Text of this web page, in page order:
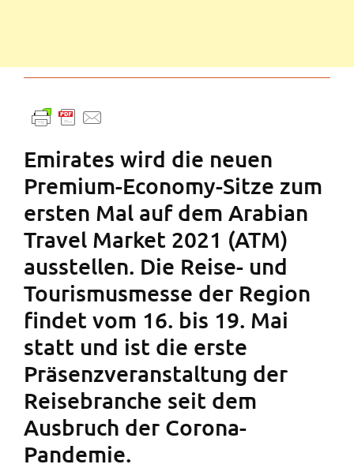
Emirates wird die neuen
Premium-Economy-Sitze zum
ersten Mal auf dem Arabian
Travel Market 2021 (ATM)
ausstellen. Die Reise- und
Tourismusmesse der Region
findet vom 16. bis 19. Mai
statt und ist die erste
Präsenzveranstaltung der
Reisebranche seit dem
Ausbruch der Corona-
Pandemie.